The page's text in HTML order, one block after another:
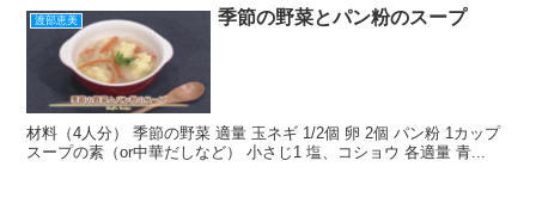
渡部恵美 季節の野菜とパン粉のスープ
材料（4人分） 季節の野菜 適量 玉ネギ 1/2個 卵 2個 パン粉 1カップ
スープの素（or中華だしなど） 小さじ1 塩、コショウ 各適量 青...